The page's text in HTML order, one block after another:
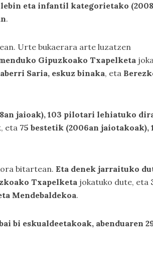
eta infantil kategorietako
.
Urte bukaerara arte luzatzen
Gipuzkoako Txapelketa
Saria, eskuz binaka, eta
jaioak), 103 pilotari lehiatuko
, eta 75 bestetik (2006an jaiotakoak),
bitartean. Eta denek jarraituko
Txapelketa jokatuko dute, eta
Mendebaldekoa.
bi eskualdeetakoak, abenduaren